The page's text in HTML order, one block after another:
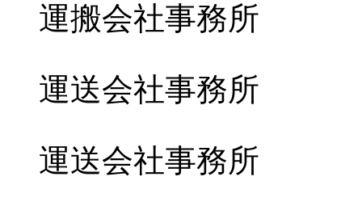
運搬会社事務所
運送会社事務所
運送会社事務所